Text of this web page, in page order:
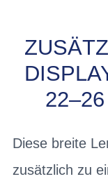
Diese breite
zusätzlich zu